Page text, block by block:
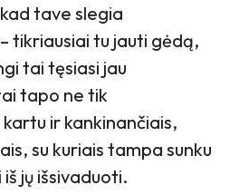
tave slegia
tikriausiai tu jauti gėdą,
tai tęsiasi jau
tapo ne tik
ir kankinančiais,
su kuriais tampa sunku
jų išsivaduoti.